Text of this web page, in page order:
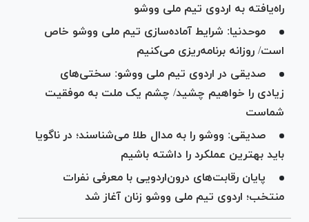
راه‌یافته به اردوی تیم ملی ووشو
موحدنیا: شرایط آماده‌سازی تیم ملی ووشو خاص
است/ روزانه برنامه‌ریزی می‌کنیم
صدیقی در اردوی تیم ملی ووشو: سختی‌های
زیادی را خواهیم چشید/ چشم یک ملت به موفقیت
شماست
صدیقی: ووشو را به مدال طلا می‌شناسند؛ در ناگویا
باید بهترین عملکرد را داشته باشیم
پایان رقابت‌های درون‌اردویی با معرفی نفرات
منتخب؛ اردوی تیم ملی ووشو زنان آغاز شد